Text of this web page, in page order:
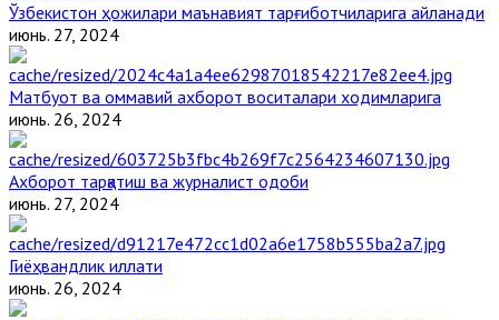
Ўзбекистон ҳожилари маънавият тарғиботчиларига айланади
июнь. 27, 2024
Матбуот ва оммавий ахборот воситалари ходимларига
июнь. 26, 2024
Ахборот тарқатиш ва журналист одоби
июнь. 27, 2024
Гиёҳвандлик иллати
июнь. 26, 2024